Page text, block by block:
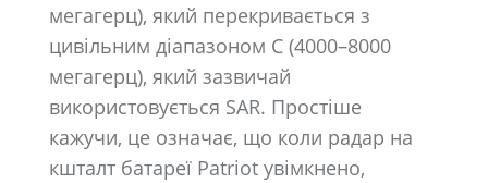
мегагерц), який перекривається з
цивільним діапазоном C (4000–8000
мегагерц), який зазвичай
використовується SAR. Простіше
кажучи, це означає, що коли радар на
кшталт батареї Patriot увімкнено,